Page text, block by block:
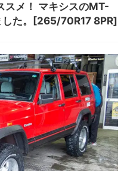
スメ！ マキシスのMT-
た。[265/70R17 8PR]